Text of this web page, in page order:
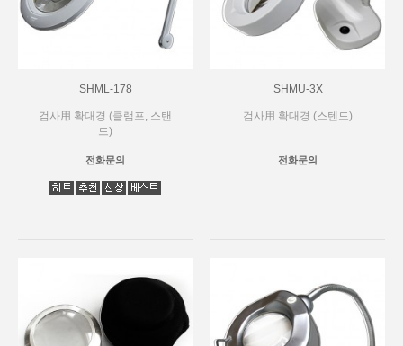
SHML-178
검사用 확대경 (클램프, 스탠
드)
전화문의
SHMU-3X
검사用 확대경 (스텐드)
전화문의